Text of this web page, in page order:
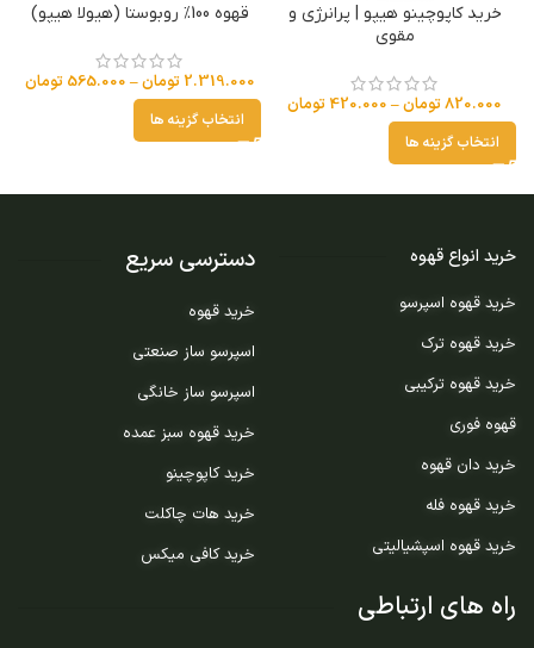
خرید کاپوچینو هیپو | پرانرژی و
مقوی
820.000تومان–
420.000 تومان
انتخاب گزینه ها
قهوه 100% روبوستا (هیولا هیپو)
2.319.000 تومان–
565.000 تومان
انتخاب گزینه ها
خرید انواع قهوه
خرید قهوه اسپرسو
خرید قهوه ترک
خرید قهوه ترکیبی
قهوه فوری
خرید دان قهوه
خرید قهوه فله
خرید قهوه اسپشیالیتی
دسترسی سریع
خرید قهوه
اسپرسو ساز صنعتی
اسپرسو ساز خانگی
خرید قهوه سبز عمده
خرید کاپوچینو
خرید هات چاکلت
خرید کافی میکس
راه های ارتباطی